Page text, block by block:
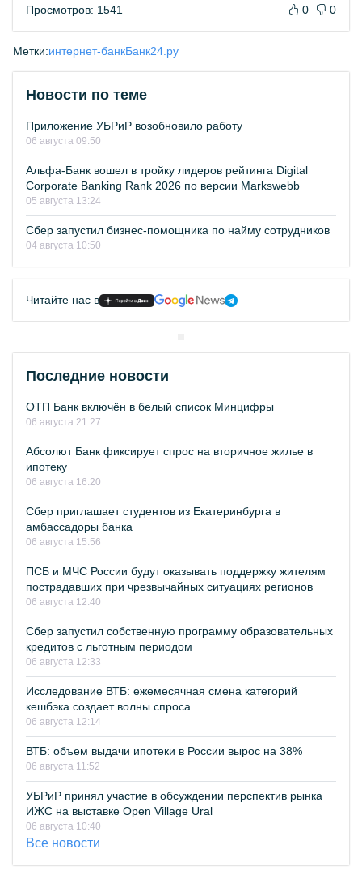
Просмотров: 1541 0 0
Метки:интернет-банкБанк24.ру
Новости по теме
Приложение УБРиР возобновило работу
06 августа 09:50
Альфа-Банк вошел в тройку лидеров рейтинга Digital
Corporate Banking Rank 2026 по версии Markswebb
05 августа 13:24
Сбер запустил бизнес-помощника по найму сотрудников
04 августа 10:50
Читайте нас в
Последние новости
ОТП Банк включён в белый список Минцифры
06 августа 21:27
Абсолют Банк фиксирует спрос на вторичное жилье в
ипотеку
06 августа 16:20
Сбер приглашает студентов из Екатеринбурга в
амбассадоры банка
06 августа 15:56
ПСБ и МЧС России будут оказывать поддержку жителям
пострадавших при чрезвычайных ситуациях регионов
06 августа 12:40
Сбер запустил собственную программу образовательных
кредитов с льготным периодом
06 августа 12:33
Исследование ВТБ: ежемесячная смена категорий
кешбэка создает волны спроса
06 августа 12:14
ВТБ: объем выдачи ипотеки в России вырос на 38%
06 августа 11:52
УБРиР принял участие в обсуждении перспектив рынка
ИЖС на выставке Open Village Ural
06 августа 10:40
Все новости